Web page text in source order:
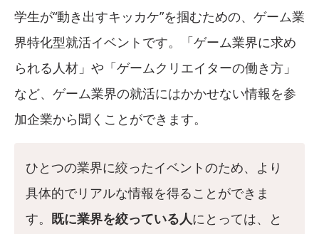
学生が“動き出すキッカケ”を掴むための、ゲーム業
界特化型就活イベントです。「ゲーム業界に求め
られる人材」や「ゲームクリエイターの働き方」
など、ゲーム業界の就活にはかかせない情報を参
加企業から聞くことができます。
ひとつの業界に絞ったイベントのため、より
具体的でリアルな情報を得ることができま
す。 既に業界を絞っている人にとっては、と